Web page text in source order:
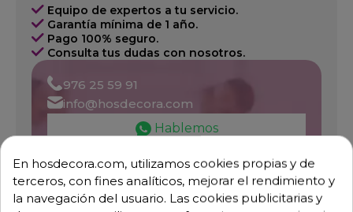
Equipo de expertos a tu servicio.
Garantía mínima de 1 año.
Pago 100% seguro.
Consulta tus dudas con nosotros.
976 25 59 91
info@hosdecora.com
Hablemos
Pide tu presupuesto
En hosdecora.com, utilizamos cookies propias y de
terceros, con fines analíticos, mejorar el rendimiento y
la navegación del usuario. Las cookies publicitarias y